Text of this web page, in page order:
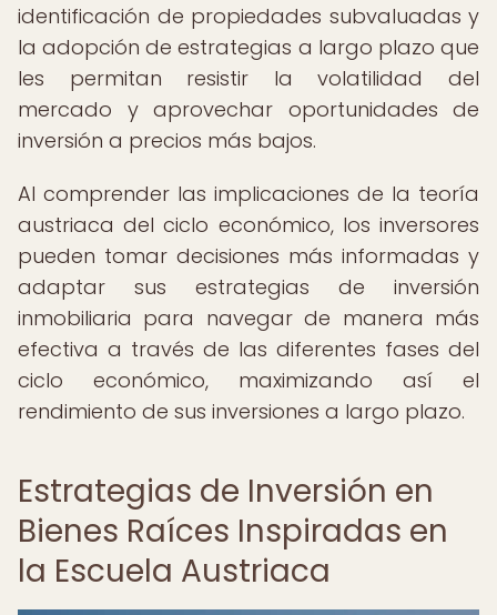
identificación de propiedades subvaluadas y
la adopción de estrategias a largo plazo que
les permitan resistir la volatilidad del
mercado y aprovechar oportunidades de
inversión a precios más bajos.
Al comprender las implicaciones de la teoría
austriaca del ciclo económico, los inversores
pueden tomar decisiones más informadas y
adaptar sus estrategias de inversión
inmobiliaria para navegar de manera más
efectiva a través de las diferentes fases del
ciclo económico, maximizando así el
rendimiento de sus inversiones a largo plazo.
Estrategias de Inversión en
Bienes Raíces Inspiradas en
la Escuela Austriaca